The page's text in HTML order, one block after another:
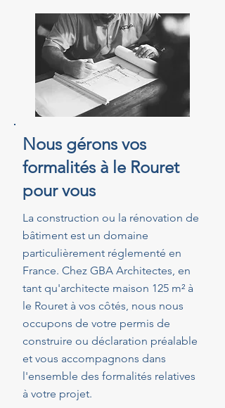
Nous gérons vos
formalités à le Rouret
pour vous
La construction ou la rénovation de
bâtiment est un domaine
particulièrement réglementé en
France. Chez GBA Architectes, en
tant qu'architecte maison 125 m² à
le Rouret à vos côtés, nous nous
occupons de votre permis de
construire ou déclaration préalable
et vous accompagnons dans
l'ensemble des formalités relatives
à votre projet.